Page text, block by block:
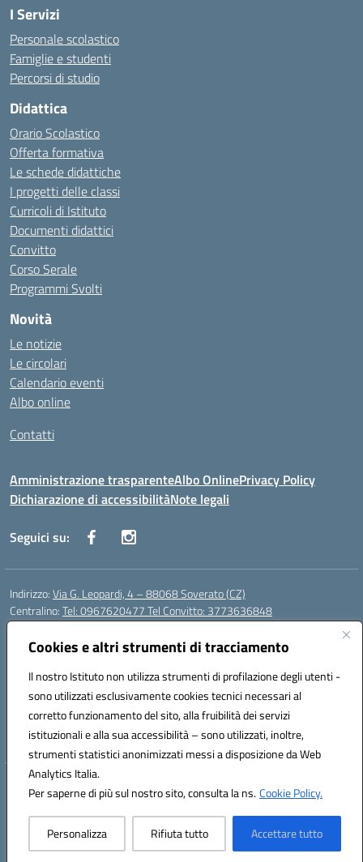
Cookies e altri strumenti di tracciamento
Il nostro Istituto non utilizza strumenti di profilazione degli utenti -
sono utilizzati esclusivamente cookies tecnici necessari al
corretto funzionamento del sito, alla fruibilità dei servizi
istituzionali e alla sua accessibilità – sono utilizzati, inoltre,
strumenti statistici anonimizzati messi a disposizione da Web
Analytics Italia.
Per saperne di più sul nostro sito, consulta la ns.Cookie Policy.
Personalizza Rifiuta tutto Accettare tutto
I Servizi
Personale scolastico
Famiglie e studenti
Percorsi di studio
Didattica
Orario Scolastico
Offerta formativa
Le schede didattiche
I progetti delle classi
Curricoli di Istituto
Documenti didattici
Convitto
Corso Serale
Programmi Svolti
Novità
Le notizie
Le circolari
Calendario eventi
Albo online
Contatti
Amministrazione trasparenteAlbo OnlinePrivacy Policy
Dichiarazione di accessibilitàNote legali
Seguici su:
Indirizzo:Via G. Leopardi, 4 – 88068 Soverato (CZ)
Centralino:Tel: 0967620477 Tel Convitto: 3773636848
Email:
Posta elettronica certificata (PEC):czrh04000q@pec.istruzione.it
Codice fiscale: 84000690796
Codice meccanografico:CZRH04000Q
Codice Indice delle Pubbliche Amministrazioni (IPA): istsc_czrh04000q
Codice unico di fatturazione (CUF): UF9M13
Hosting & Powered by 3D Solution S.r.l.
Concept & Design by Designers Italia